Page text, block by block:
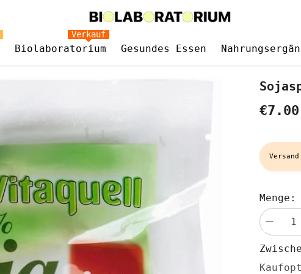
Biolaboratorium
Verkauf
Gesundes Essen
€7.00
Menge:
für
BIO
200